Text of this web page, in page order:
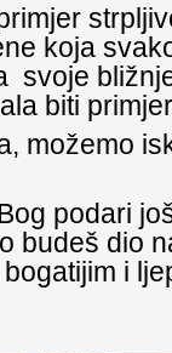
koja
svoje
biti
možemo
podari
budeš dio
i